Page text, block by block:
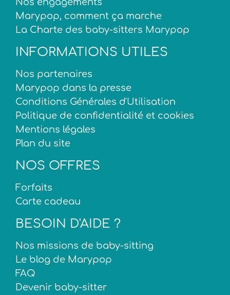
Marypop, comment ça marche
La Charte des baby-sitters Marypop
INFORMATIONS UTILES
Nos partenaires
Marypop dans la presse
Conditions Générales d'Utilisation
Politique de confidentialité et cookies
Mentions légales
Plan du site
NOS OFFRES
Forfaits
Carte cadeau
BESOIN D'AIDE ?
Nos missions de baby-sitting
Le blog de Marypop
FAQ
Devenir baby-sitter